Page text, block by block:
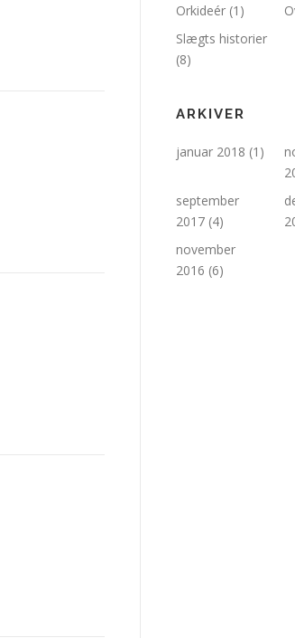
Orkideér (1)
Slægts historier
(8)
ARKIVER
januar 2018 (1)
september
2017 (4)
november
2016 (6)